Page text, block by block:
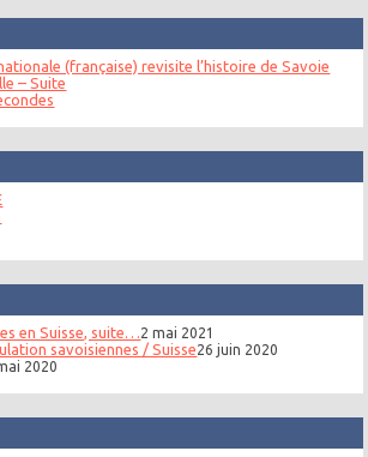
(française) revisite l’histoire de Savoie
– Suite
en Suisse, suite…2 mai 2021
savoisiennes / Suisse26 juin 2020
2020